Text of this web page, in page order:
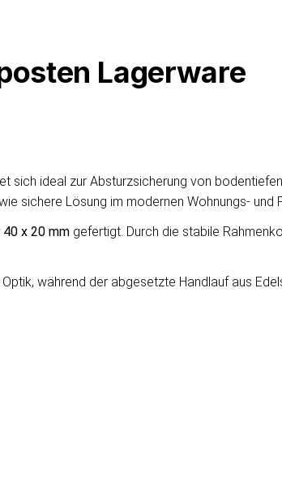
Lagerware
sich ideal zur Absturzsicherung von
sichere Lösung im modernen Wohnungs- und
x 20 mm gefertigt. Durch die stabile
während der abgesetzte Handlauf aus